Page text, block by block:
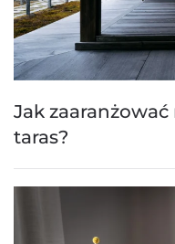
Jak
taras?